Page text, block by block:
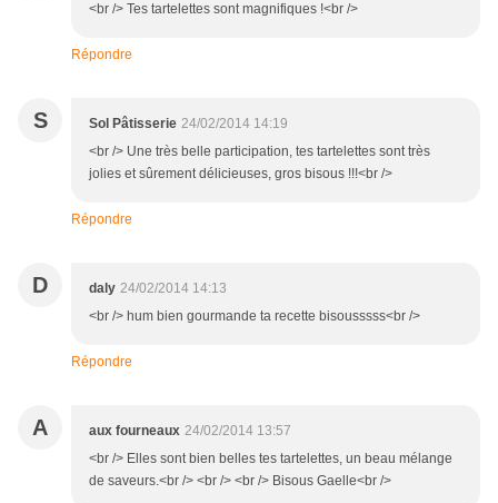
<br /> Tes tartelettes sont magnifiques !<br />
Répondre
S Sol Pâtisserie 24/02/2014 14:19
<br /> Une très belle participation, tes tartelettes sont très
jolies et sûrement délicieuses, gros bisous !!!<br />
Répondre
D daly 24/02/2014 14:13
<br /> hum bien gourmande ta recette bisousssss<br />
Répondre
A aux fourneaux 24/02/2014 13:57
<br /> Elles sont bien belles tes tartelettes, un beau mélange
de saveurs.<br /> <br /> <br /> Bisous Gaelle<br />